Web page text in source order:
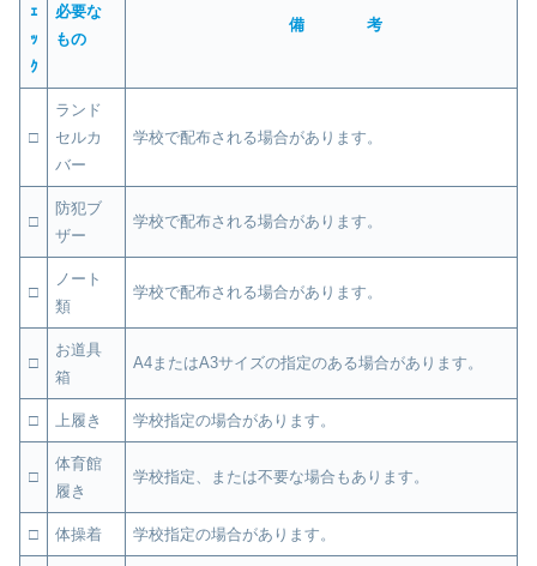
ｪ
ｯ
ｸ
必要な
もの
備 考
□
ランド
セルカ
バー
学校で配布される場合があります。
□
防犯ブ
ザー
学校で配布される場合があります。
□
ノート
類
学校で配布される場合があります。
□
お道具
箱
A4またはA3サイズの指定のある場合があります。
□ 上履き 学校指定の場合があります。
□
体育館
履き
学校指定、または不要な場合もあります。
□ 体操着 学校指定の場合があります。